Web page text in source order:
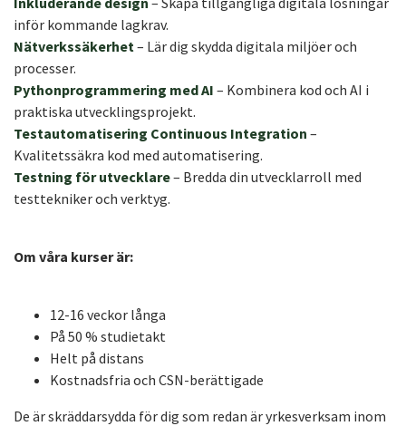
inför kommande lagkrav.
Nätverkssäkerhet – Lär dig skydda digitala miljöer och
processer.
Pythonprogrammering med AI – Kombinera kod och AI i
praktiska utvecklingsprojekt.
Testautomatisering Continuous Integration –
Kvalitetssäkra kod med automatisering.
Testning för utvecklare– Bredda din utvecklarroll med
testtekniker och verktyg.
Om våra kurser är:
12-16 veckor långa
På 50 % studietakt
Helt på distans
Kostnadsfria och CSN-berättigade
De är skräddarsydda för dig som redan är yrkesverksam inom